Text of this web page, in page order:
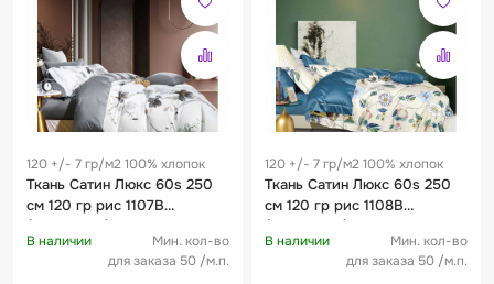
120 +/- 7 гр/м2 100% хлопок
Ткань Сатин Люкс 60s 250
см 120 гр рис 1107B
(компаньон)
В наличии
Мин. кол-во
для заказа 50 /м.п.
120 +/- 7 гр/м2 100% хлопок
Ткань Сатин Люкс 60s 250
см 120 гр рис 1108B
(компаньон)
В наличии
Мин. кол-во
для заказа 50 /м.п.